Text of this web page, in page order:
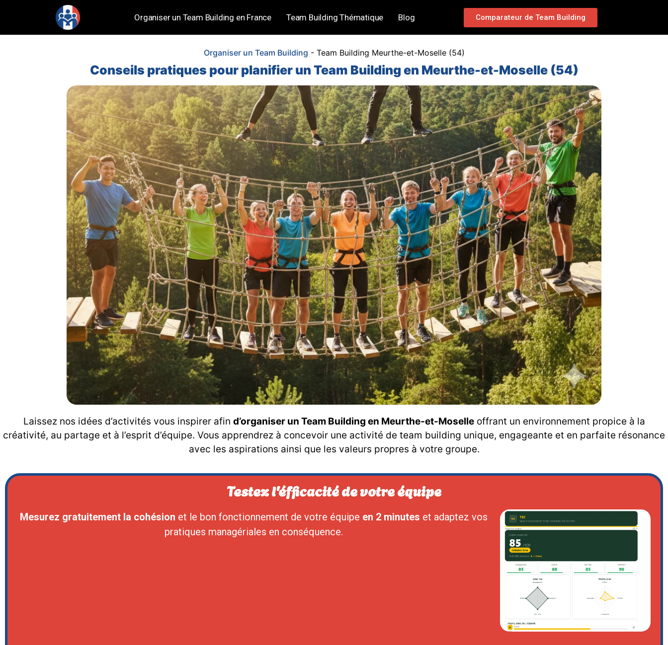
Organiser un Team Building en France Team Building Thématique Blog Comparateur de Team Building
Organiser un Team Building - Team Building Meurthe-et-Moselle (54)
Conseils pratiques pour planifier un Team Building en Meurthe-et-Moselle (54)
Laissez nos idées d’activités vous inspirer afin d’organiser un Team Building en Meurthe-et-Moselleoffrant un environnement propice à la
créativité, au partage et à l’esprit d’équipe. Vous apprendrez à concevoir une activité de team building unique, engageante et en parfaite résonance
avec les aspirations ainsi que les valeurs propres à votre groupe.
Testez l'éfficacité de votre équipe
Mesurez gratuitement la cohésion et le bon fonctionnement de votre équipe en 2 minutes et adaptez vos
pratiques managériales en conséquence.